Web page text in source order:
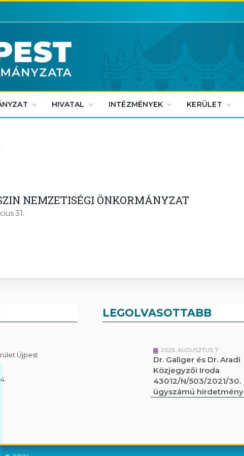
HIVATAL INTÉZMÉNYEK KERÜLET
NEMZETISÉGI ÖNKORMÁNYZAT
31.
Újpest
LEGOLVASOTTABB
2026. AUGUSZTUS 7.
Dr. Galiger és Dr. Aradi
Közjegyzői Iroda
43012/N/503/2021/30.
ügyszámú hirdetmény